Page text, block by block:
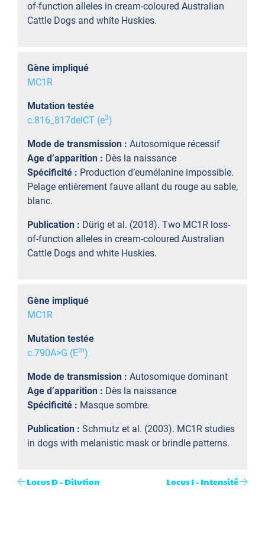
of-function alleles in cream-coloured Australian
Cattle Dogs and white Huskies.
Gène impliqué
MC1R
Mutation testée
c.816_817delCT (e3)
Mode de transmission : Autosomique récessif
Age d’apparition : Dès la naissance
Spécificité : Production d’eumélanine impossible.
Pelage entièrement fauve allant du rouge au sable,
blanc.
Publication : Dürig et al. (2018). Two MC1R loss-
of-function alleles in cream-coloured Australian
Cattle Dogs and white Huskies.
Gène impliqué
MC1R
Mutation testée
c.790A>G (Em)
Mode de transmission : Autosomique dominant
Age d’apparition : Dès la naissance
Spécificité : Masque sombre.
Publication : Schmutz et al. (2003). MC1R studies
in dogs with melanistic mask or brindle patterns.
Locus D - Dilution Locus I - Intensité